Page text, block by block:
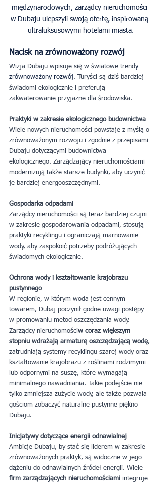
międzynarodowych, zarządcy nieruchomości
w Dubaju ulepszyli swoją ofertę, inspirowaną
ultraluksusowymi hotelami miasta.
Nacisk na zrównoważony rozwój
Wizja Dubaju wpisuje się w światowe trendy
zrównoważony rozwój. Turyści są dziś bardziej
świadomi ekologicznie i preferują
zakwaterowanie przyjazne dla środowiska.
Praktyki w zakresie ekologicznego budownictwa
Wiele nowych nieruchomości powstaje z myślą o
zrównoważonym rozwoju i zgodnie z przepisami
Dubaju dotyczącymi budownictwa
ekologicznego. Zarządzający nieruchomościami
modernizują także starsze budynki, aby uczynić
je bardziej energooszczędnymi.
Gospodarka odpadami
Zarządcy nieruchomości są teraz bardziej czujni
w zakresie gospodarowania odpadami, stosują
praktyki recyklingu i ograniczają marnowanie
wody, aby zaspokoić potrzeby podróżujących
świadomych ekologicznie.
Ochrona wody i kształtowanie krajobrazu
pustynnego
W regionie, w którym woda jest cennym
towarem, Dubaj poczynił godne uwagi postępy
w promowaniu metod oszczędzania wody.
Zarządcy nieruchomościw coraz większym
stopniu wdrażają armaturę oszczędzającą wodę,
zatrudniają systemy recyklingu szarej wody oraz
kształtowanie krajobrazu z roślinami rodzimymi
lub odpornymi na suszę, które wymagają
minimalnego nawadniania. Takie podejście nie
tylko zmniejsza zużycie wody, ale także pozwala
gościom zobaczyć naturalne pustynne piękno
Dubaju.
Inicjatywy dotyczące energii odnawialnej
Ambicje Dubaju, by stać się liderem w zakresie
zrównoważonych praktyk, są widoczne w jego
dążeniu do odnawialnych źródeł energii. Wiele
firm zarządzających nieruchomościami integruje